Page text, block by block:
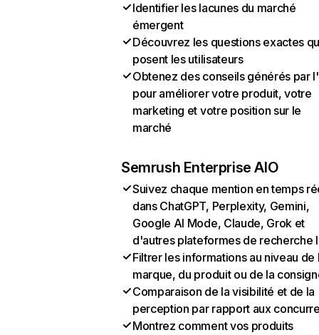
Identifier les lacunes du marché
émergent
Découvrez les questions exactes
posent les utilisateurs
Obtenez des conseils générés par
pour améliorer votre produit, votre
marketing et votre position sur le
marché
Semrush Enterprise AIO
Suivez chaque mention en temps
dans ChatGPT, Perplexity, Gemini,
Google AI Mode, Claude, Grok et
d'autres plateformes de recherche
Filtrer les informations au niveau de
marque, du produit ou de la
Comparaison de la visibilité et de la
perception par rapport aux
Montrez comment vos produits